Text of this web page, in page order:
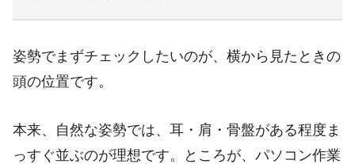
姿勢でまずチェックしたいのが、横から見たときの
頭の位置です。
本来、自然な姿勢では、耳・肩・骨盤がある程度ま
っすぐ並ぶのが理想です。ところが、パソコン作業